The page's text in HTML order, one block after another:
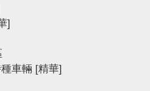
]
車輛 [精華]